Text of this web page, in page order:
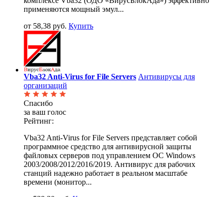
применяются мощный эмул...
от 58,38 руб. Купить
Vba32 Anti-Virus for File Servers Антивирусы для
организаций
Спасибо
за ваш голос
Рейтинг:
Vba32 Anti-Virus for File Servers представляет собой
программное средство для антивирусной защиты
файловых серверов под управлением ОС Windows
2003/2008/2012/2016/2019. Антивирус для рабочих
станций надежно работает в реальном масштабе
времени (монитор...